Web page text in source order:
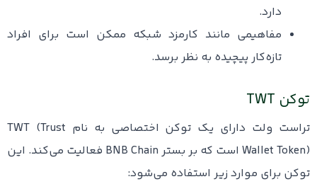
دارد.
مفاهیمی مانند کارمزد شبکه ممکن است برای افراد
تازه‌کار پیچیده به نظر برسد.
توکن TWT
تراست ولت دارای یک توکن اختصاصی به نام TWT (Trust
Wallet Token) است که بر بستر BNB Chain فعالیت می‌کند. این
توکن برای موارد زیر استفاده می‌شود: